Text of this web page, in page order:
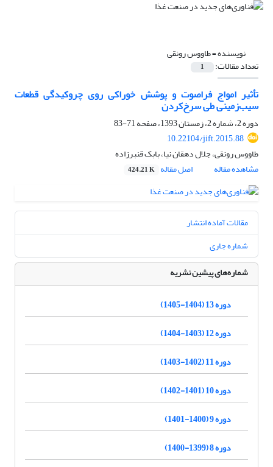
نویسنده =طاووس رونقی
تعداد مقالات: 1
تأثیر امواج فراصوت و پوشش خوراکی روی چروکیدگی قطعات
سیب‌زمینی طی سرخ‌کردن
دوره 2، شماره 2، زمستان 1393، صفحه
71-83
10.22104/jift.2015.88
طاووس رونقی، جلال دهقان نیا، بابک قنبرزاده
مشاهده مقاله
اصل مقاله 424.21 K
مقالات آماده انتشار
شماره جاری
شماره‌های پیشین نشریه
دوره 13 (1404-1405)
دوره 12 (1403-1404)
دوره 11 (1402-1403)
دوره 10 (1401-1402)
دوره 9 (1400-1401)
دوره 8 (1399-1400)